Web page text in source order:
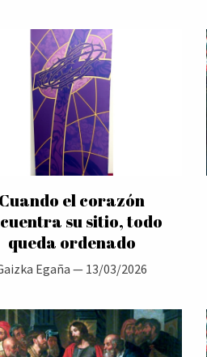
Cuando el corazón
su sitio, todo
queda ordenado
Egaña — 13/03/2026